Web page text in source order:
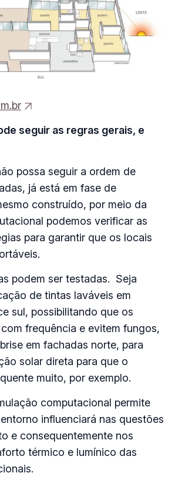
seguir as regras gerais, e
possa seguir a ordem de
já está em fase de
construído, por meio da
podemos verificar as
para garantir que os locais
podem ser testadas. Seja
de tintas laváveis em
sul, possibilitando que os
frequência e evitem fungos,
em fachadas norte, para
solar direta para que o
muito, por exemplo.
computacional permite
influenciará nas questões
e consequentemente nos
térmico e lumínico das